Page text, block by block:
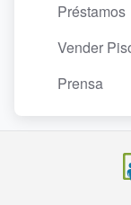
Préstamos
Vender
Prensa